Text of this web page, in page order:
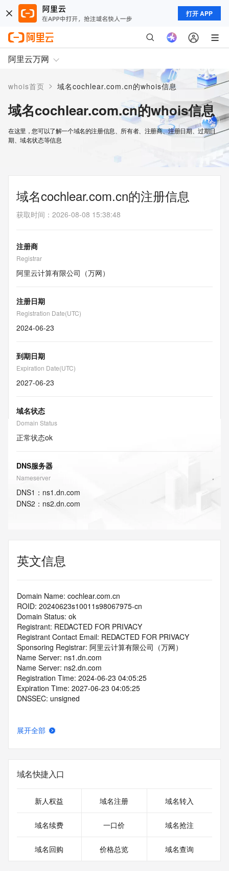
打开 APP
阿里云万网
whois首页 > 域名cochlear.com.cn的whois信息
域名cochlear.com.cn的whois信息
在这里，您可以了解一个域名的注册信息、所有者、注册商、注册日期、过期日
期、域名状态等信息
域名cochlear.com.cn的注册信息
获取时间 ： 2026-08-08 15:38:48
注册商
Registrar
阿里云计算有限公司（万网）
注册日期
Registration Date(UTC)
2024-06-23
到期日期
Expiration Date(UTC)
2027-06-23
域名状态
Domain Status
正常状态ok
DNS服务器
Nameserver
DNS1 ： ns1.dn.com
DNS2 ： ns2.dn.com
英文信息
Domain Name: cochlear.com.cn
ROID: 20240623s10011s98067975-cn
Domain Status: ok
Registrant: REDACTED FOR PRIVACY
Registrant Contact Email: REDACTED FOR PRIVACY
Sponsoring Registrar: 阿里云计算有限公司（万网）
Name Server: ns1.dn.com
Name Server: ns2.dn.com
Registration Time: 2024-06-23 04:05:25
Expiration Time: 2027-06-23 04:05:25
DNSSEC: unsigned
展开全部
域名快捷入口
新人权益 域名注册 域名转入
域名续费 一口价 域名抢注
域名回购 价格总览 域名查询